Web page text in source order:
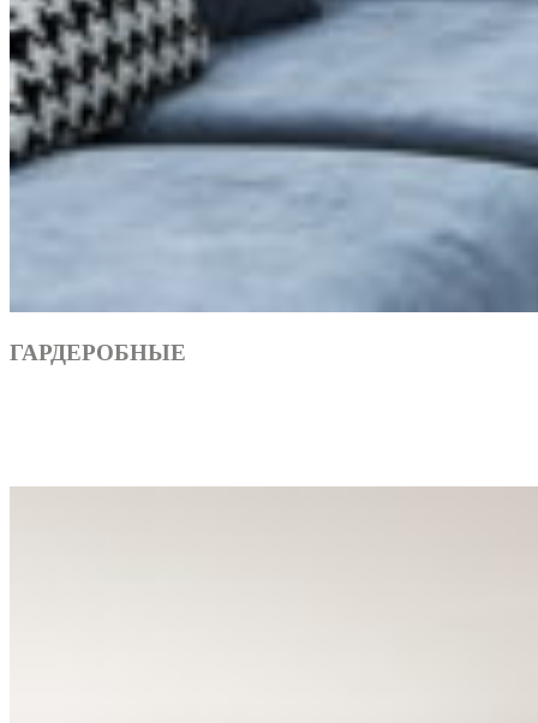
ГАРДЕРОБНЫЕ